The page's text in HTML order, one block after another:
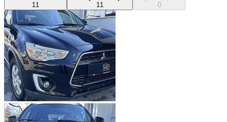
11
11
0